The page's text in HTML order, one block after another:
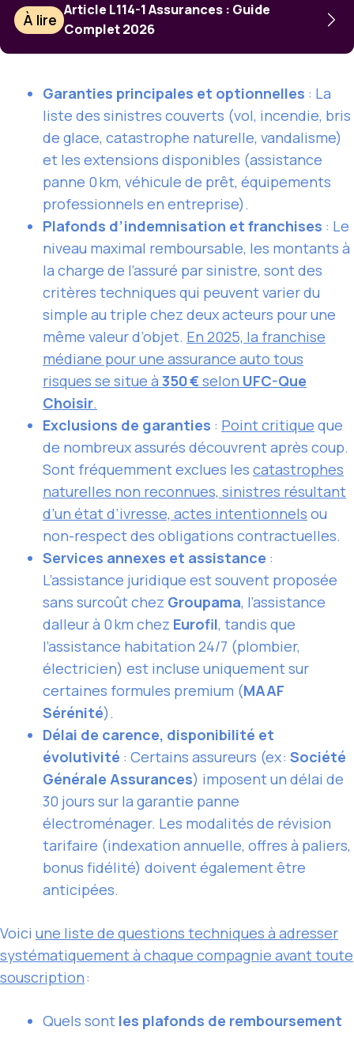
À lire
Article L114-1 Assurances : Guide
Complet 2026
Garanties principales et optionnelles : La
liste des sinistres couverts (vol, incendie, bris
de glace, catastrophe naturelle, vandalisme)
et les extensions disponibles (assistance
panne 0 km, véhicule de prêt, équipements
professionnels en entreprise).
Plafonds d’indemnisation et franchises : Le
niveau maximal remboursable, les montants à
la charge de l’assuré par sinistre, sont des
critères techniques qui peuvent varier du
simple au triple chez deux acteurs pour une
même valeur d’objet. En 2025, la franchise
médiane pour une assurance auto tous
risques se situe à 350 €selon UFC-Que
Choisir.
Exclusions de garanties : Point critique que
de nombreux assurés découvrent après coup.
Sont fréquemment exclues les catastrophes
naturelles non reconnues, sinistres résultant
d’un état d’ivresse, actes intentionnels ou
non-respect des obligations contractuelles.
Services annexes et assistance :
L’assistance juridique est souvent proposée
sans surcoût chez Groupama, l’assistance
dalleur à 0 km chez Eurofil, tandis que
l’assistance habitation 24/7 (plombier,
électricien) est incluse uniquement sur
certaines formules premium (MAAF
Sérénité).
Délai de carence, disponibilité et
évolutivité : Certains assureurs (ex : Société
Générale Assurances) imposent un délai de
30 jours sur la garantie panne
électroménager. Les modalités de révision
tarifaire (indexation annuelle, offres à paliers,
bonus fidélité) doivent également être
anticipées.
Voici une liste de questions techniques à adresser
systématiquement à chaque compagnie avant toute
souscription:
Quels sont les plafonds de remboursement